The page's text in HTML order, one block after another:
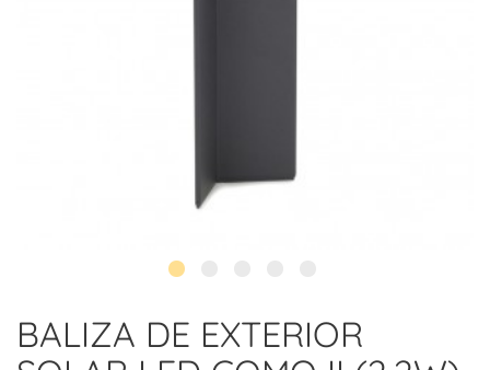
BALIZA DE EXTERIOR